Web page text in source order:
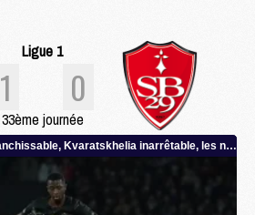
Ligue 1
1 0
33ème journée